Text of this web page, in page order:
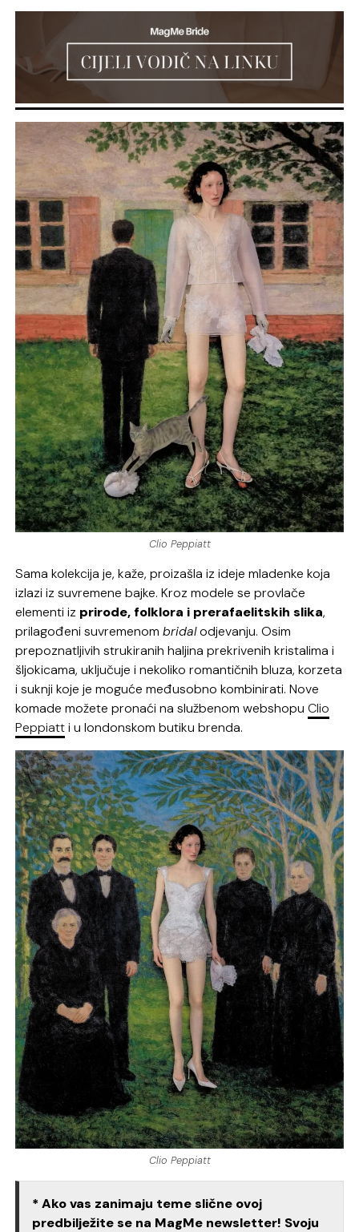
Clio Peppiatt
Sama kolekcija je, kaže, proizašla iz ideje mladenke koja
izlazi iz suvremene bajke. Kroz modele se provlače
elementi iz prirode, folklora i prerafaelitskih slika,
prilagođeni suvremenombridalodjevanju. Osim
prepoznatljivih strukiranih haljina prekrivenih kristalima i
šljokicama, uključuje i nekoliko romantičnih bluza, korzeta
i suknji koje je moguće međusobno kombinirati. Nove
komade možete pronaći na službenom webshopuClio
Peppiatti u londonskom butiku brenda.
Clio Peppiatt
* Ako vas zanimaju teme slične ovoj
predbilježite se na MagMe newsletter! Svoju